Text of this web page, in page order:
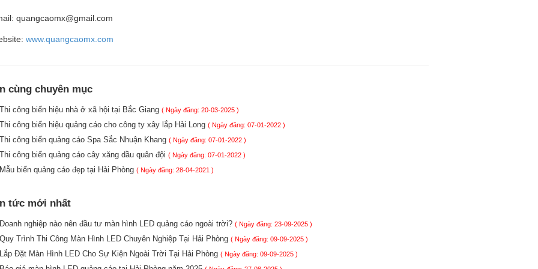
quangcaomx@gmail.com
www.quangcaomx.com
cùng chuyên mục
Thi công biển hiệu nhà ở xã hội tại Bắc Giang ( Ngày đăng: 20-03-2025 )
Thi công biển hiệu quảng cáo cho công ty xây lắp Hải Long ( Ngày đăng: 07-01-2022 )
Thi công biển quảng cáo Spa Sắc Nhuận Khang ( Ngày đăng: 07-01-2022 )
Thi công biển quảng cáo cây xăng dầu quân đội ( Ngày đăng: 07-01-2022 )
Mẫu biển quảng cáo đẹp tại Hải Phòng ( Ngày đăng: 28-04-2021 )
tức mới nhất
Doanh nghiệp nào nên đầu tư màn hình LED quảng cáo ngoài trời? ( Ngày đăng: 23-09-2025 )
Quy Trình Thi Công Màn Hình LED Chuyên Nghiệp Tại Hải Phòng ( Ngày đăng: 09-09-2025 )
Lắp Đặt Màn Hình LED Cho Sự Kiện Ngoài Trời Tại Hải Phòng ( Ngày đăng: 09-09-2025 )